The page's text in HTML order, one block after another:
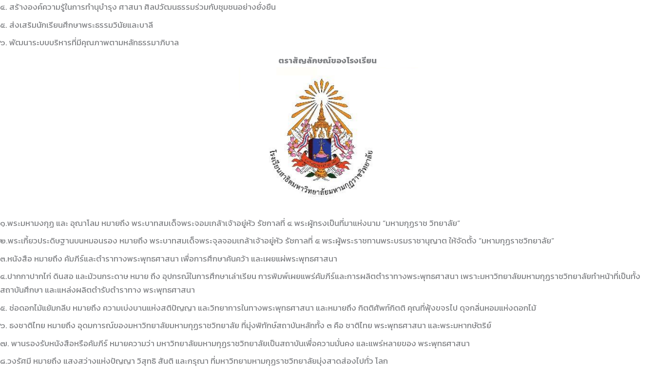
๔. สร้างองค์ความรู้ในการทำนุบำรุง ศาสนา ศิลปวัฒนธรรมร่วมกับชุมชนอย่างยั่งยืน
๕. ส่งเสริมนักเรียนศึกษาพระธรรมวินัยและบาลี
๖. พัฒนาระบบบริหารที่มีคุณภาพตามหลักธรรมาภิบาล
ตราสัญลักษณ์ของโรงเรียน
๑.พระมหามงกุฏ และ อุณาโลม หมายถึง พระบาทสมเด็จพระจอมเกล้าเจ้าอยู่หัว รัชกาลที่ ๔ พระผู้ทรงเป็นที่มาแห่งนาม “มหามกุฏราช วิทยาลัย”
๒.พระเกี้ยวประดิษฐานบนหมอนรอง หมายถึง พระบาทสมเด็จพระจุลจอมเกล้าเจ้าอยู่หัว รัชกาลที่ ๕ พระผู้พระราชทานพระบรมราชานุญาต ให้จัดตั้ง “มหามกุฏราชวิทยาลัย”
๓.หนังสือ หมายถึง คัมภีร์และตำราทางพระพุทธศาสนา เพื่อการศึกษาค้นคว้า และเผยแผ่พระพุทธศาสนา
๔.ปากกาปากไก่ ดินสอ และม้วนกระดาษ หมาย ถึง อุปกรณ์ในการศึกษาเล่าเรียน การพิมพ์เผยแพร่คัมภีร์และการผลิตตำราทางพระพุทธศาสนา เพราะมหาวิทยาลัยมหามกุฏราชวิทยาลัยทำหน้าที่เป็นทั้ง
สถาบันศึกษา และแหล่งผลิตตำรับตำราทาง พระพุทธศาสนา
๕. ช่อดอกไม้แย้มกลีบ หมายถึง ความเบ่งบานแห่งสติปัญญา และวิทยาการในทางพระพุทธศาสนา และหมายถึง กิตติศัพท์กิตติ คุณที่ฟุ้งขจรไป ดุจกลิ่นหอมแห่งดอกไม้
๖. ธงชาติไทย หมายถึง อุดมการณ์ของมหาวิทยาลัยมหามกุฏราชวิทยาลัย ที่มุ่งพิทักษ์สถาบันหลักทั้ง ๓ คือ ชาติไทย พระพุทธศาสนา และพระมหากษัตริย์
๗. พานรองรับหนังสือหรือคัมภีร์ หมายความว่า มหาวิทยาลัยมหามกุฏราชวิทยาลัยเป็นสถาบันเพื่อความมั่นคง และแพร่หลายของ พระพุทธศาสนา
๘.วงรัศมี หมายถึง แสงสว่างแห่งปัญญา วิสุทธิ สันติ และกรุณา ที่มหาวิทยามหามกุฏราชวิทยาลัยมุ่งสาดส่องไปทั่ว โลก